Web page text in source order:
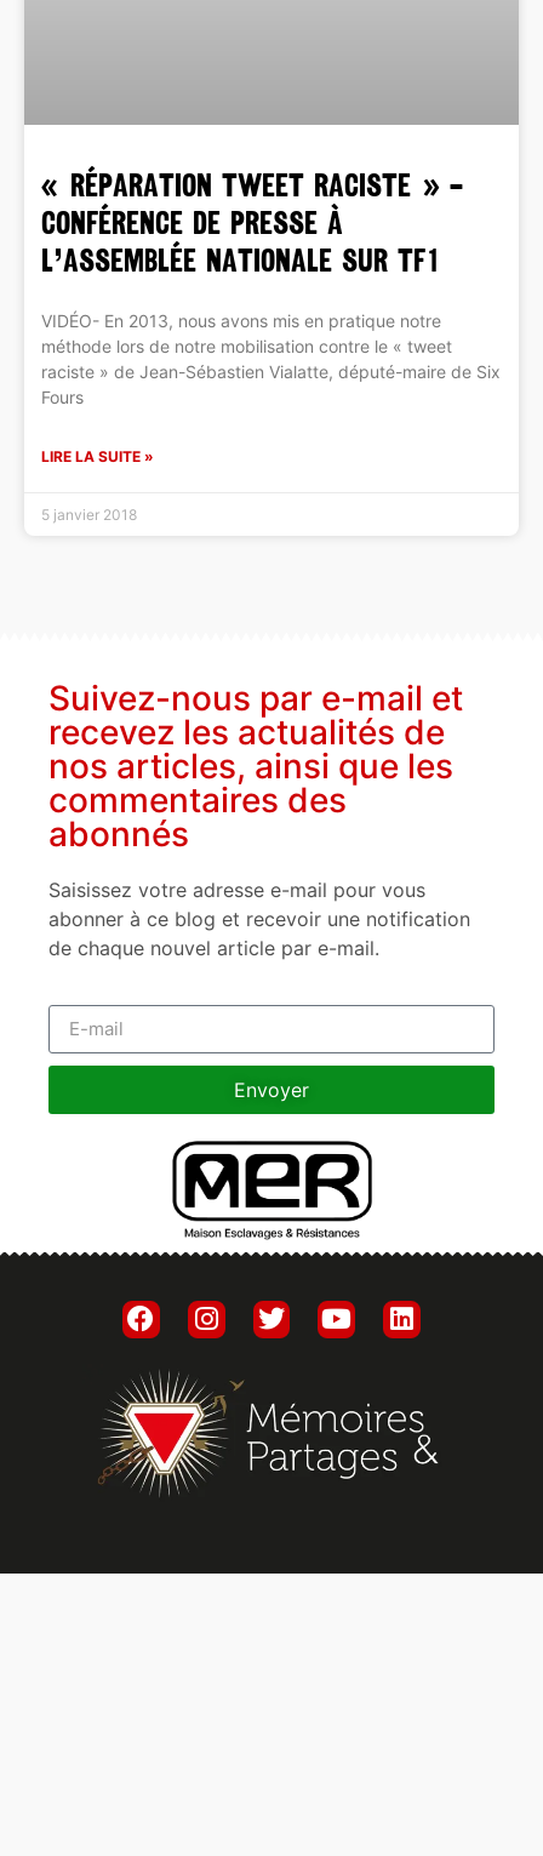
« RÉPARATION TWEET RACISTE » –
Conférence de Presse à
l’Assemblée Nationale sur TF1
VIDÉO- En 2013, nous avons mis en pratique notre
méthode lors de notre mobilisation contre le « tweet
raciste » de Jean-Sébastien Vialatte, député-maire de Six
Fours
LIRE LA SUITE »
5 janvier 2018
Suivez-nous par e-mail et
recevez les actualités de
nos articles, ainsi que les
commentaires des
abonnés
Saisissez votre adresse e-mail pour vous
abonner à ce blog et recevoir une notification
de chaque nouvel article par e-mail.
Envoyer